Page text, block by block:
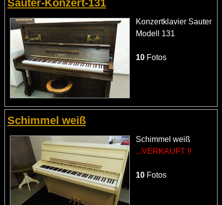
Sauter-Konzert-131
Konzertklavier Sauter
Modell 131
10Fotos
Schimmel weiß
Schimmel weiß
...VERKAUFT !!
10Fotos